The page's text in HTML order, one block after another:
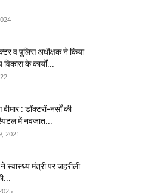
व पुलिस अधीक्षक ने किया
के कार्यों...
बीमार : डॉक्‍टरों-नर्सों की
में नवजात...
2021
स्वास्थ्य मंत्री पर जहरीली